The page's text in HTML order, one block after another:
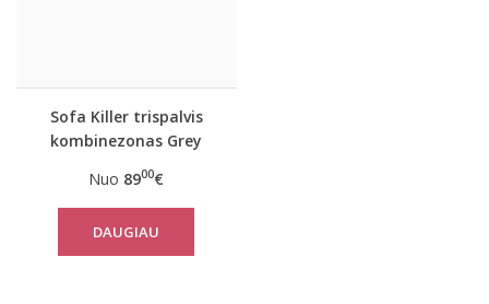
Sofa Killer trispalvis
kombinezonas Grey
Nuo 8900€
DAUGIAU